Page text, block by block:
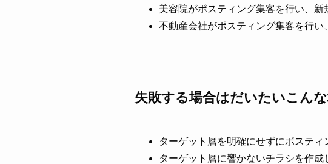
美容院がポスティング集客を行い、新
不動産会社がポスティング集客を行い
失敗する場合はだいたいこん
ターゲット層を明確にせずにポスティ
ターゲット層に響かないチラシを作成